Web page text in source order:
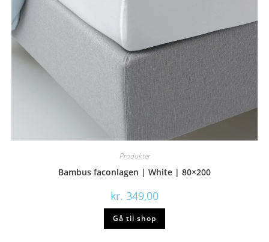
Produkter
Bambus faconlagen | White | 80×200
kr. 349,00
Gå til shop